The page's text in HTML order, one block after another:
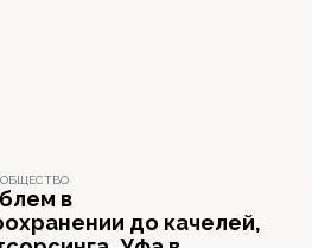
ОБЩЕСТВО
в
до качелей,